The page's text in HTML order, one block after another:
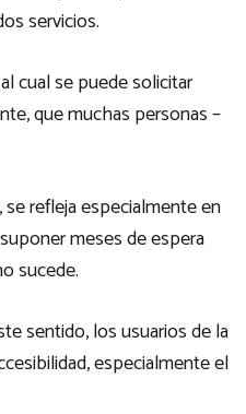
servicios.
cual se puede solicitar
que muchas personas –
refleja especialmente en
meses de espera
sucede.
sentido, los usuarios de la
especialmente el